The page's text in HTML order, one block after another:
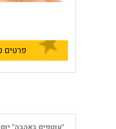
פרטים